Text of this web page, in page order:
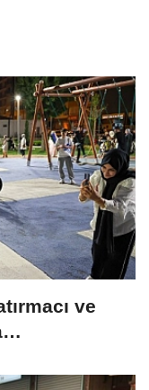
ve